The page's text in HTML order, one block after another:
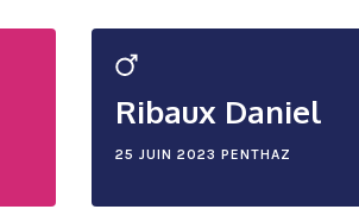
Ribaux Daniel
25 JUIN 2023 PENTHAZ